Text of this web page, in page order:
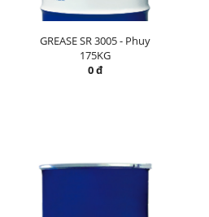
GREASE SR 3005 - Phuy
175KG
0 đ